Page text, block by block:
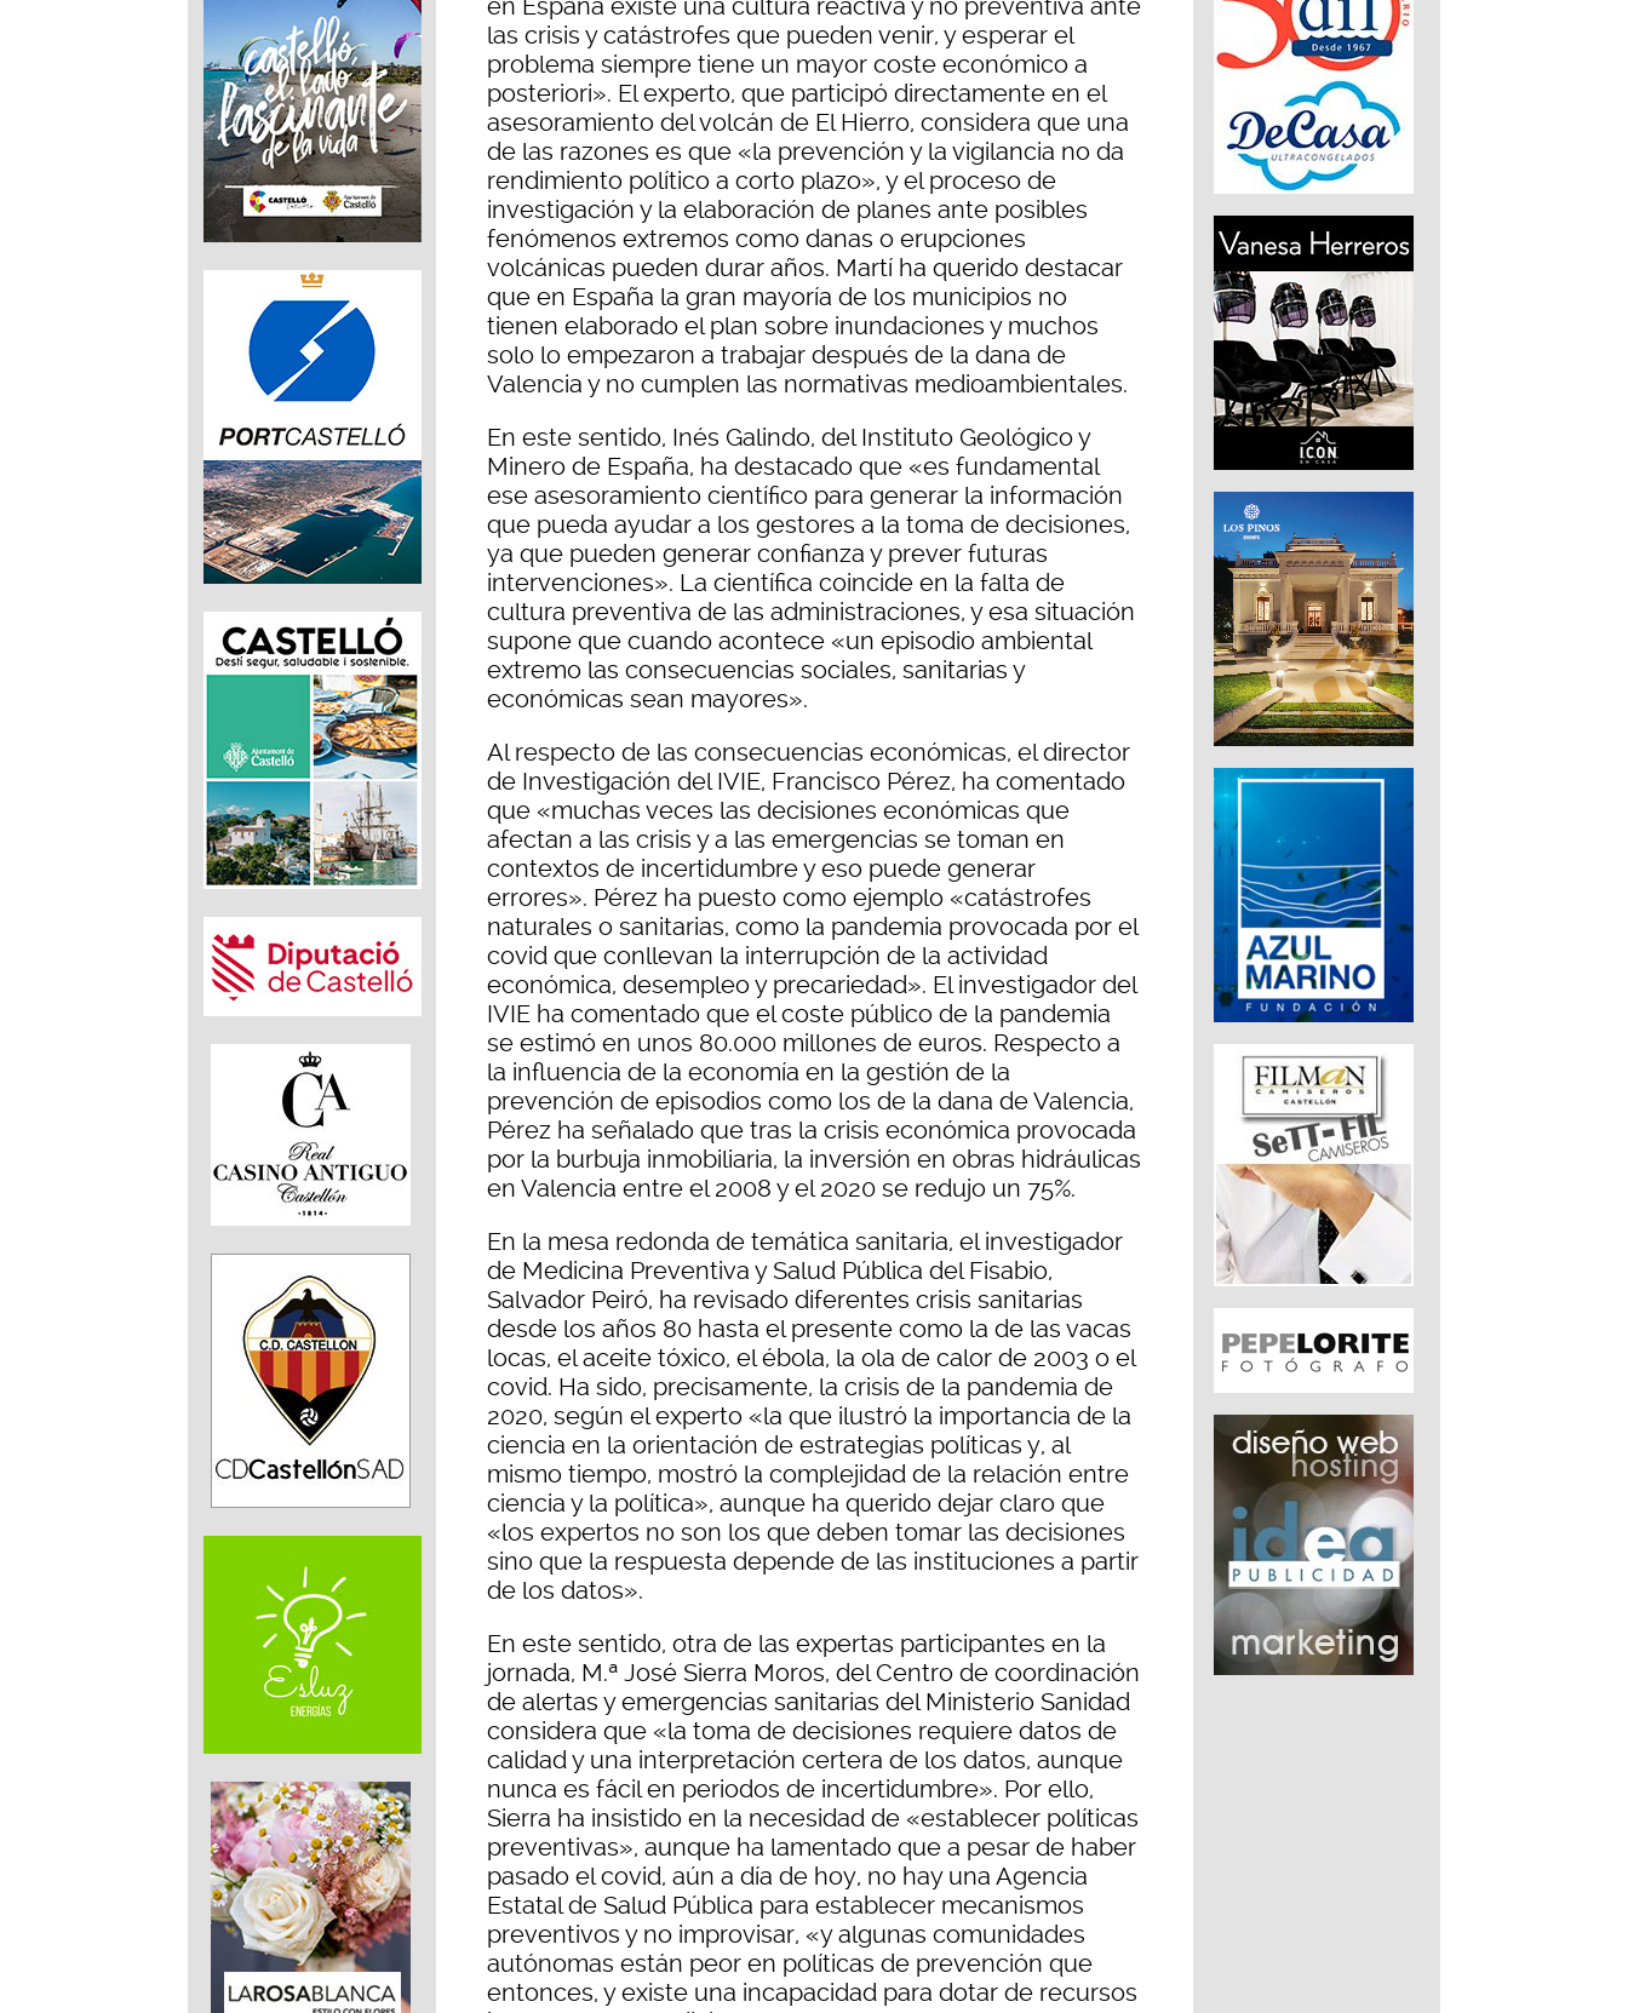
las crisis y catástrofes que pueden venir, y esperar el
problema siempre tiene un mayor coste económico a
posteriori». El experto, que participó directamente en el
asesoramiento del volcán de El Hierro, considera que una
de las razones es que «la prevención y la vigilancia no da
rendimiento político a corto plazo», y el proceso de
investigación y la elaboración de planes ante posibles
fenómenos extremos como danas o erupciones
volcánicas pueden durar años. Martí ha querido destacar
que en España la gran mayoría de los municipios no
tienen elaborado el plan sobre inundaciones y muchos
solo lo empezaron a trabajar después de la dana de
Valencia y no cumplen las normativas medioambientales.
En este sentido, Inés Galindo, del Instituto Geológico y
Minero de España, ha destacado que «es fundamental
ese asesoramiento científico para generar la información
que pueda ayudar a los gestores a la toma de decisiones,
ya que pueden generar confianza y prever futuras
intervenciones». La científica coincide en la falta de
cultura preventiva de las administraciones, y esa situación
supone que cuando acontece «un episodio ambiental
extremo las consecuencias sociales, sanitarias y
económicas sean mayores».
Al respecto de las consecuencias económicas, el director
de Investigación del IVIE, Francisco Pérez, ha comentado
que «muchas veces las decisiones económicas que
afectan a las crisis y a las emergencias se toman en
contextos de incertidumbre y eso puede generar
errores». Pérez ha puesto como ejemplo «catástrofes
naturales o sanitarias, como la pandemia provocada por el
covid que conllevan la interrupción de la actividad
económica, desempleo y precariedad». El investigador del
IVIE ha comentado que el coste público de la pandemia
se estimó en unos 80.000 millones de euros. Respecto a
la influencia de la economía en la gestión de la
prevención de episodios como los de la dana de Valencia,
Pérez ha señalado que tras la crisis económica provocada
por la burbuja inmobiliaria, la inversión en obras hidráulicas
en Valencia entre el 2008 y el 2020 se redujo un 75%.
En la mesa redonda de temática sanitaria, el investigador
de Medicina Preventiva y Salud Pública del Fisabio,
Salvador Peiró, ha revisado diferentes crisis sanitarias
desde los años 80 hasta el presente como la de las vacas
locas, el aceite tóxico, el ébola, la ola de calor de 2003 o el
covid. Ha sido, precisamente, la crisis de la pandemia de
2020, según el experto «la que ilustró la importancia de la
ciencia en la orientación de estrategias políticas y, al
mismo tiempo, mostró la complejidad de la relación entre
ciencia y la política», aunque ha querido dejar claro que
«los expertos no son los que deben tomar las decisiones
sino que la respuesta depende de las instituciones a partir
de los datos».
En este sentido, otra de las expertas participantes en la
jornada, M.ª José Sierra Moros, del Centro de coordinación
de alertas y emergencias sanitarias del Ministerio Sanidad
considera que «la toma de decisiones requiere datos de
calidad y una interpretación certera de los datos, aunque
nunca es fácil en periodos de incertidumbre». Por ello,
Sierra ha insistido en la necesidad de «establecer políticas
preventivas», aunque ha lamentado que a pesar de haber
pasado el covid, aún a día de hoy, no hay una Agencia
Estatal de Salud Pública para establecer mecanismos
preventivos y no improvisar, «y algunas comunidades
autónomas están peor en políticas de prevención que
entonces, y existe una incapacidad para dotar de recursos